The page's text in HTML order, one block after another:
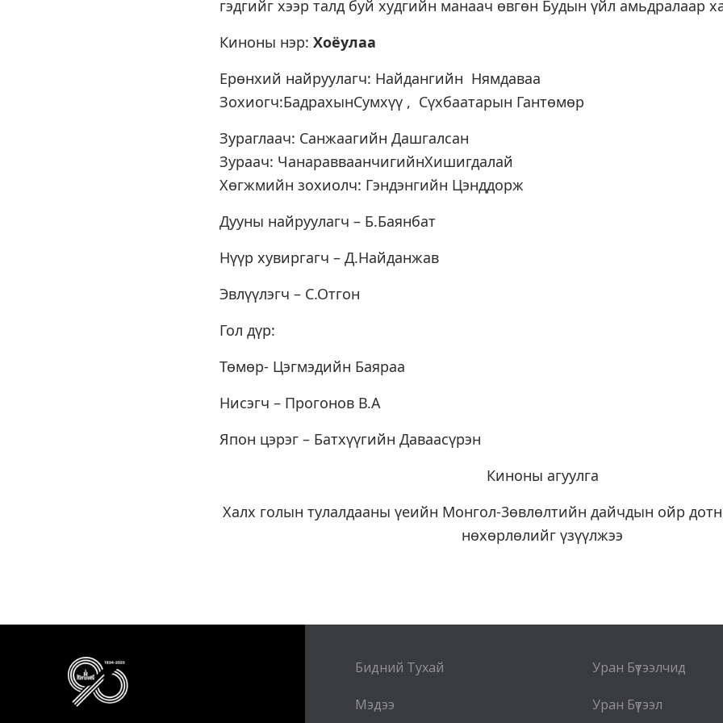
гэдгийг хээр талд буй худгийн манаач өвгөн Будын үйл амьдралаар
Киноны нэр: Хоёулаа
Ерөнхий найруулагч: Найдангийн Нямдаваа
Зохиогч:БадрахынСумхүү , Сүхбаатарын Гантөмөр
Зураглаач: Санжаагийн Дашгалсан
Зураач: ЧанаравваанчигийнХишигдалай
Хөгжмийн зохиолч: Гэндэнгийн Цэнддорж
Дууны найруулагч – Б.Баянбат
Нүүр хувиргагч – Д.Найданжав
Эвлүүлэгч – С.Отгон
Гол дүр:
Төмөр- Цэгмэдийн Баяраа
Нисэгч – Прогонов В.А
Япон цэрэг – Батхүүгийн Даваасүрэн
Киноны агуулга
Халх голын тулалдааны үеийн Монгол-3өвлөлтийн дайчдын ойр
нөхөрлөлийг үзүүлжээ
Бидний Тухай
Мэдээ
Уран Бүтээлчид
Уран Бүтээл